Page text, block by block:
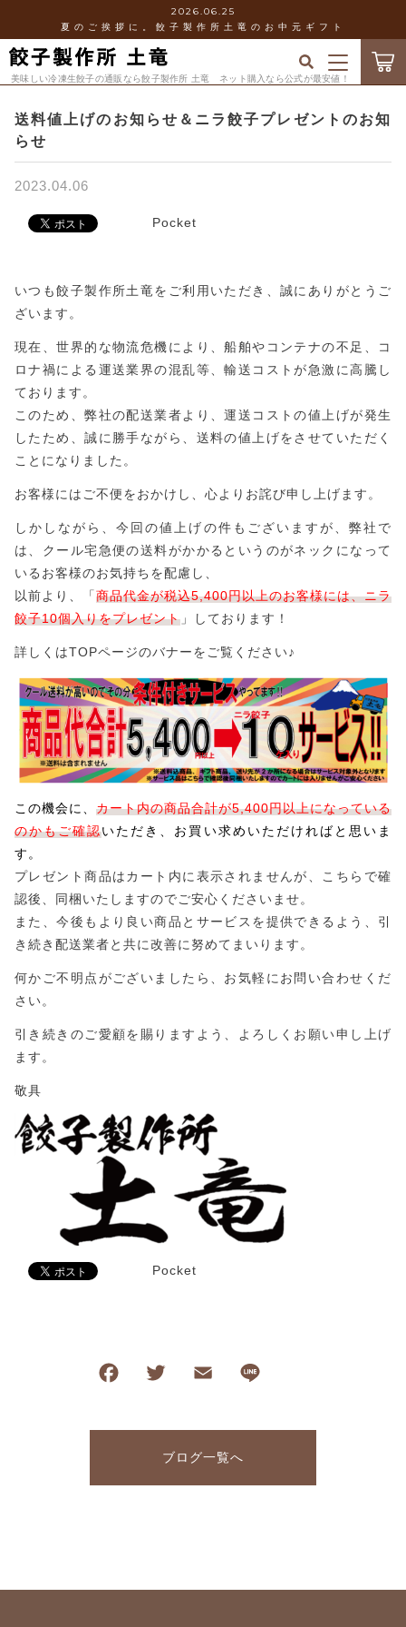
2026.06.25
夏のご挨拶に。餃子製作所土竜のお中元ギフト
美味しい冷凍生餃子の通販なら餃子製作所 土竜 ネット購入なら公式が最安値！
送料値上げのお知らせ＆ニラ餃子プレゼントのお知
らせ
2023.04.06
Pocket
いつも餃子製作所土竜をご利用いただき、誠にありがとうご
ざいます。
現在、世界的な物流危機により、船舶やコンテナの不足、コ
ロナ禍による運送業界の混乱等、輸送コストが急激に高騰し
ております。
このため、弊社の配送業者より、運送コストの値上げが発生
したため、誠に勝手ながら、送料の値上げをさせていただく
ことになりました。
お客様にはご不便をおかけし、心よりお詫び申し上げます。
しかしながら、今回の値上げの件もございますが、弊社で
は、クール宅急便の送料がかかるというのがネックになって
いるお客様のお気持ちを配慮し、
以前より、「商品代金が税込5,400円以上のお客様には、ニラ
餃子10個入りをプレゼント 」しております！
詳しくはTOPページのバナーをご覧ください♪
この機会に、 カート内の商品合計が5,400円以上になっている
のかもご確認いただき、お買い求めいただければと思いま
す。
プレゼント商品はカート内に表示されませんが、こちらで確
認後、同梱いたしますのでご安心くださいませ。
また、今後もより良い商品とサービスを提供できるよう、引
き続き配送業者と共に改善に努めてまいります。
何かご不明点がございましたら、お気軽にお問い合わせくだ
さい。
引き続きのご愛顧を賜りますよう、よろしくお願い申し上げ
ます。
敬具
Pocket
F
c
b
T
tt
er
E
ai
l
e
ブログ一覧へ
ログイン / 会員登録
お気に入り
当店について
ショッピングガイド
ブログ
新発売！
人気
冷凍餃子
「seira」×「土竜」コラボ商品
ギフト
ラッピング
すべて
人気
ギフト
キーワード検索
子カテゴリ
価格帯
その他
在庫あり
並び順